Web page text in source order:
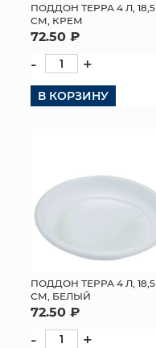
ПОДДОН ТЕРРА 4 Л, 18,5
СМ, КРЕМ
72.50 ₽
- +
В КОРЗИНУ
ПОДДОН ТЕРРА 4 Л, 18,5
СМ, БЕЛЫЙ
72.50 ₽
- +